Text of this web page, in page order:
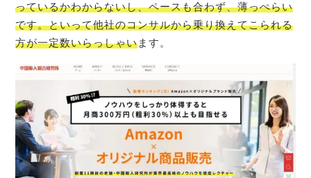
っているかわからないし、ペースも合わず、薄っぺらい
です。といって他社のコンサルから乗り換えてこられる
方が一定数いらっしゃいます。